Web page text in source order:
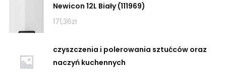
Newicon 12L Biały (111969)
171,36zł
czyszczenia i polerowania sztućców oraz
naczyń kuchennych